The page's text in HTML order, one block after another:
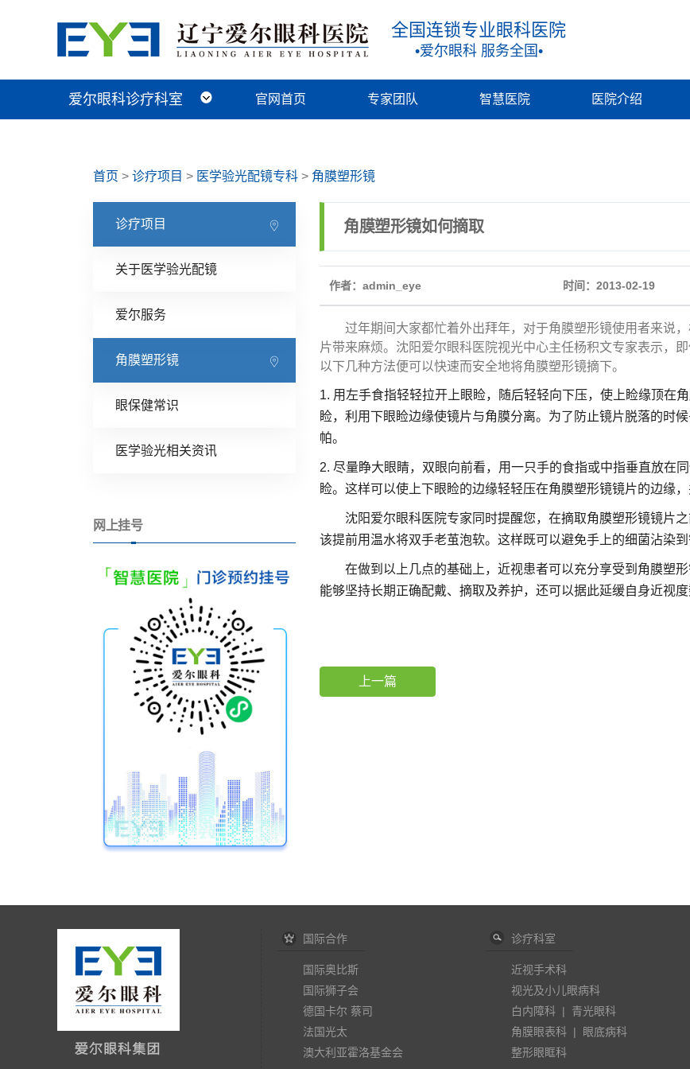
全国连锁专业眼科医院
•爱尔眼科 服务全国•
爱尔眼科诊疗科室
近视手术科
视光及小儿眼病科
白内障科
青光眼科
角膜眼表科
整形眼眶科
眼底病科
中医眼科 官网首页 专家团队 智慧医院 医院介绍
首页 > 诊疗项目 > 医学验光配镜专科 > 角膜塑形镜
诊疗项目
关于医学验光配镜
爱尔服务
角膜塑形镜
眼保健常识
医学验光相关资讯
网上挂号
角膜塑形镜如何摘取
作者：admin_eye 时间：2013-02-19
过年期间大家都忙着外出拜年，对于角膜塑形镜使用者来说，
片带来麻烦。沈阳爱尔眼科医院视光中心主任杨积文专家表示，
以下几种方法便可以快速而安全地将角膜塑形镜摘下。
1. 用左手食指轻轻拉开上眼睑，随后轻轻向下压，使上睑缘顶在
睑，利用下眼睑边缘使镜片与角膜分离。为了防止镜片脱落的时
帕。
2. 尽量睁大眼睛，双眼向前看，用一只手的食指或中指垂直放在
睑。这样可以使上下眼睑的边缘轻轻压在角膜塑形镜镜片的边缘，
沈阳爱尔眼科医院专家同时提醒您，在摘取角膜塑形镜镜片
该提前用温水将双手老茧泡软。这样既可以避免手上的细菌沾染
在做到以上几点的基础上，近视患者可以充分享受到角膜塑
能够坚持长期正确配戴、摘取及养护，还可以据此延缓自身近视度
上一篇
国际合作
国际奥比斯
国际狮子会
德国卡尔 蔡司
法国光太
澳大利亚霍洛基金会
诊疗科室
近视手术科
视光及小儿眼病科
白内障科 | 青光眼科
角膜眼表科 |
眼底病科
整形眼眶科